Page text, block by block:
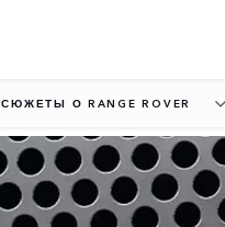
СЮЖЕТЫ О RANGE ROVER